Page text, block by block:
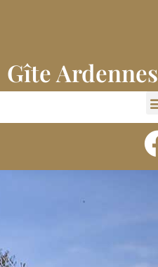
Gîte Ardennes